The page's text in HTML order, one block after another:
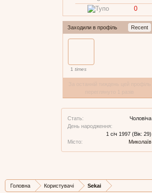
0
Заходили в профіль Recent
1 times
Стать:
Чоловіча
День народження:
1 січ 1997 (Вік: 29)
Місто:
Миколаїв
Головна Користувачі Sekai